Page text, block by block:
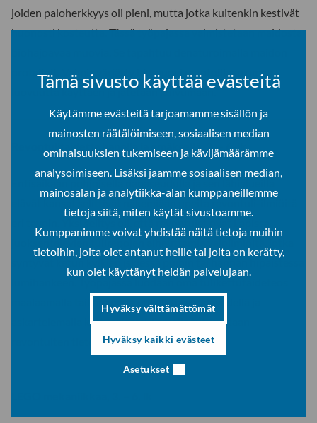
Tämä sivusto käyttää evästeitä
Käytämme evästeitä tarjoamamme sisällön ja
mainosten räätälöimiseen, sosiaalisen median
ominaisuuksien tukemiseen ja kävijämäärämme
analysoimiseen. Lisäksi jaamme sosiaalisen median,
mainosalan ja analytiikka-alan kumppaneillemme
tietoja siitä, miten käytät sivustoamme.
Kumppanimme voivat yhdistää näitä tietoja muihin
tietoihin, joita olet antanut heille tai joita on kerätty,
kun olet käyttänyt heidän palvelujaan.
Hyväksy välttämättömät
Hyväksy kaikki evästeet
Asetukset
joiden paloherkkyys oli pieni, mutta jotka kuitenkin kestivät
huonosti kosteutta. Tässä työpajassa valmistetaan maidosta
proteiinit. Valmis värjätty biomuovi muotoillaan omaa
luovuutta käyttäen ja jätetään kuivumaan.
Revontulitaidetta hapolla ja emäksellä, 3. – 6. lk
Entisaikaan pohjoisella napaseudulla ja sen lähialueilla
elävät kansat selittivät näkemiään upeita revontuli-ilmiöitä
eri tavoin. Yksi selitys oli, että revontulet ovat Lapissa
juoksentelevien tulirepojen aiheuttamia valoilmiöitä, jotka
syntyvät ketun kylkien iskiessä puihin tai hännän hipaistessa
lumihankeen. Työpajassa luodaan oma tulikettutaideteos
maalaamalla taikapaperia etikalla ja soodavedellä ja
askartelemalla kettuorigami. Samalla tutustutaan
revontulten tieteellisen selitykseen.